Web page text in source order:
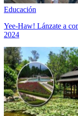
Educación
Yee-Haw! Lánzate a
2024